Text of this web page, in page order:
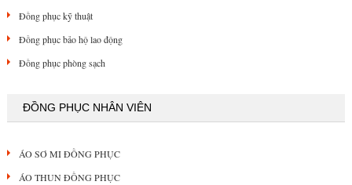
Đồng phục kỹ thuật
Đồng phục bảo hộ lao động
Đồng phục phòng sạch
ĐỒNG PHỤC NHÂN VIÊN
ÁO SƠ MI ĐỒNG PHỤC
ÁO THUN ĐỒNG PHỤC